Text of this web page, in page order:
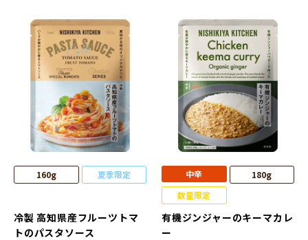
160g 夏季限定
冷製 高知県産フルーツトマ
トのパスタソース
中辛
180g
数量限定
有機ジンジャーのキーマカレ
ー